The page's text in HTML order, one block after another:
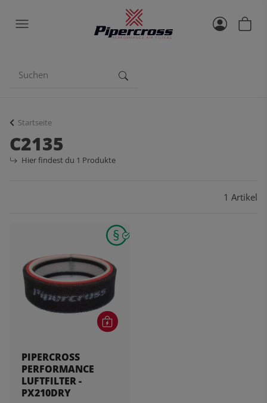
Startseite
C2135
Hier findest du 1 Produkte
1 Artikel
PIPERCROSS
PERFORMANCE
LUFTFILTER -
PX210DRY